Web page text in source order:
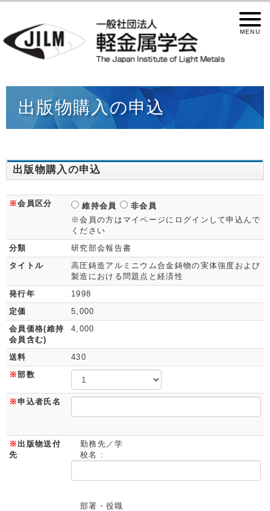
出版物購入の申込
出版物購入の申込
※会員区分 維持会員
非会員
※会員の方はマイページにログインして申込んで
ください
分類
研究部会報告書
タイトル
高圧鋳造アルミニウム合金鋳物の実体強度および
製造における問題点と経済性
発行年
1998
定価
5,000
会員価格(維持
会員含む)
4,000
送料
430
※部数
※申込者氏名
※出版物送付
先
勤務先／学
校名 :
部署・役職